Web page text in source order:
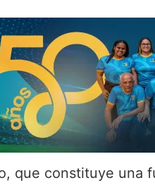
que constituye una